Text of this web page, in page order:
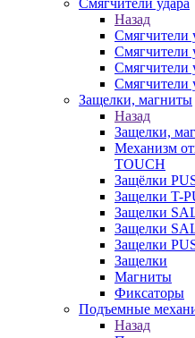
Смягчители удара
Назад
Смягчители
Смягчители
Смягчители
Cмягчители
Защелки, магниты
Назад
Защелки,
Механизм
TOUCH
Защёлки
Защелки T-
Защелки
Защелки
Защелки
Защелки
Магниты
Фиксаторы
Подъемные
Назад